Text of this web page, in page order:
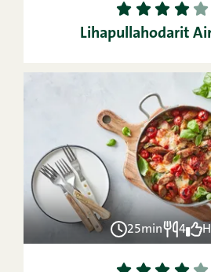
1 2 3 4 5
Lihapullahodarit
25min 4